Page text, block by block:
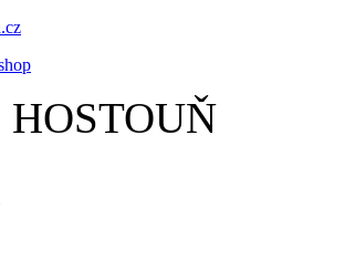
HOSTOUŇ